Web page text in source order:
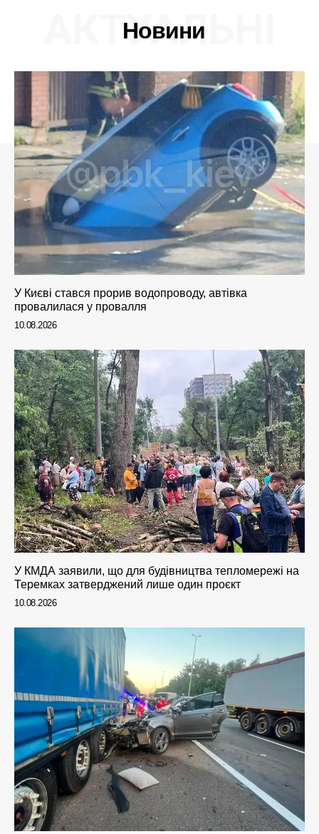
Новини
АКТУАЛЬНІ
У Києві стався прорив водопроводу, автівка
провалилася у провалля
10.08.2026
У КМДА заявили, що для будівництва тепломережі на
Теремках затверджений лише один проєкт
10.08.2026